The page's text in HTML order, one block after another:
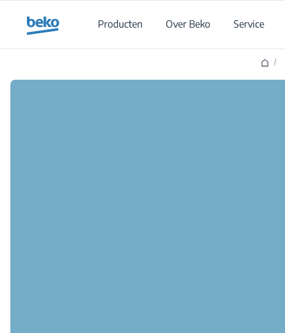
Producten
Over Beko Service
/